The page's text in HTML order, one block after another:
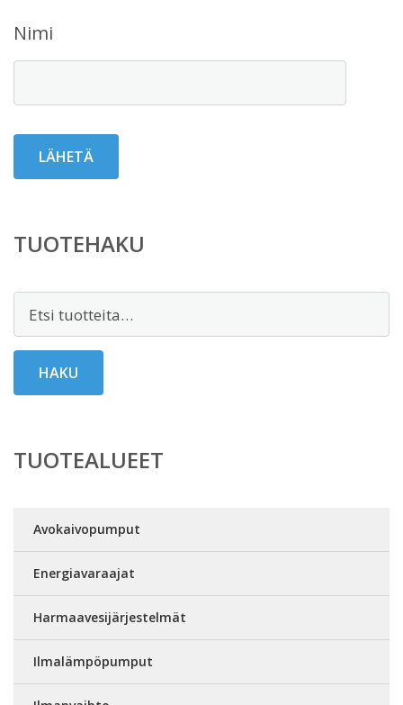
Nimi
TUOTEHAKU
HAKU
TUOTEALUEET
Avokaivopumput
Energiavaraajat
Harmaavesijärjestelmät
Ilmalämpöpumput